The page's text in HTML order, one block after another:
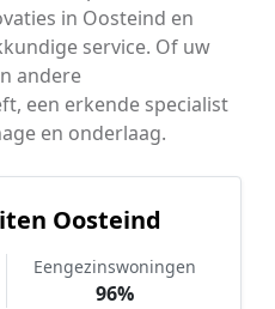
in Oosteind en
service. Of uw
andere
een erkende specialist
en onderlaag.
Oosteind
Eengezinswoningen
96%